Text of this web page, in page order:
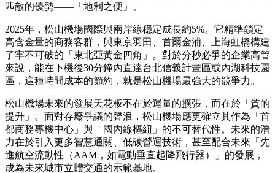
匹敵的優勢——「地利之便」。
2025年，松山機場國際與兩岸線穩定成長約5%。它精準鎖定
高含金量的商務客群，與東京羽田、首爾金浦、上海虹橋構建
了牢不可破的「東北亞黃金四角」。對於分秒必爭的企業高管
來說，能在下機後30分鐘內直達台北信義計畫區或內湖科技園
區，這種時間成本的節約，就是松山機場最強大的競爭力。
松山機場未來的發展天花板不在於運量的擴張，而在於「質的
提升」。面對存廢爭議的聲浪，松山機場應更確立其作為「首
都商務專機中心」與「國內線樞紐」的不可替代性。未來的潛
力在於引入更多智慧通關、低碳營運技術，甚至配合未來「先
進航空流動性（AAM，如電動垂直起降飛行器）」的發展，
成為未來城市立體交通的示範基地。